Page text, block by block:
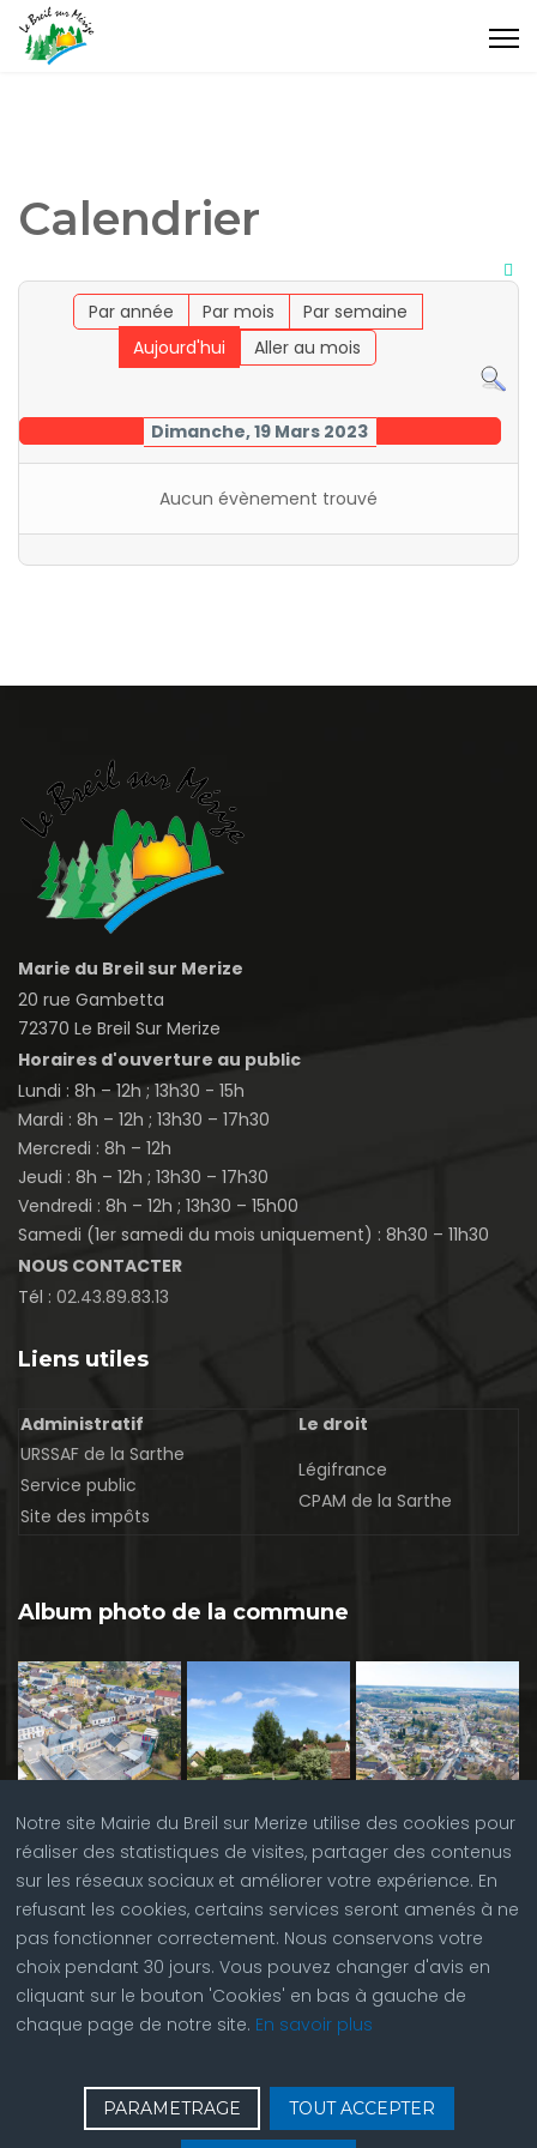
Calendrier
Par année Par mois
Par semaine
Aujourd'hui
Aller au mois
Dimanche, 19 Mars 2023
Aucun évènement trouvé
Marie du Breil sur Merize
20 rue Gambetta
72370 Le Breil Sur Merize
Horaires d'ouverture au public
Lundi : 8h – 12h ; 13h30 - 15h
Mardi : 8h – 12h ; 13h30 – 17h30
Mercredi : 8h – 12h
Jeudi : 8h – 12h ; 13h30 – 17h30
Vendredi : 8h – 12h ; 13h30 – 15h00
Samedi (1er samedi du mois uniquement) : 8h30 – 11h30
NOUS CONTACTER
Tél : 02.43.89.83.13
Notre site Mairie du Breil sur Merize utilise des cookies pour
réaliser des statistiques de visites, partager des contenus
sur les réseaux sociaux et améliorer votre expérience. En
refusant les cookies, certains services seront amenés à ne
pas fonctionner correctement. Nous conservons votre
choix pendant 30 jours. Vous pouvez changer d'avis en
cliquant sur le bouton 'Cookies' en bas à gauche de
chaque page de notre site. En savoir plus
PARAMETRAGE TOUT ACCEPTER
Liens utiles
Administratif
Le droit
URSSAF de la Sarthe
Service public
Site des impôts
Légifrance
CPAM de la Sarthe
Album photo de la commune
Contactez nous | © Copyright 2023 |Plan du site|
Réalisation du site parABC Site Web| Seconnecter| Accès